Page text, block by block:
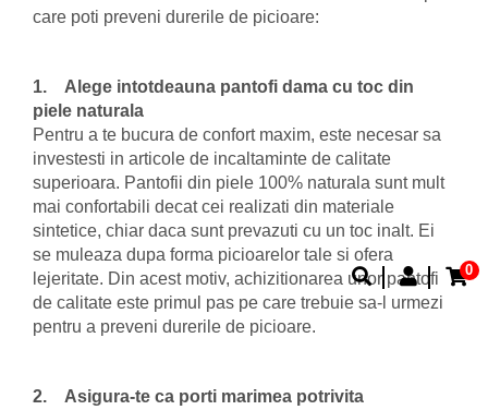
0
care poti preveni durerile de picioare:
1. Alege intotdeauna pantofi dama cu toc din
piele naturala
Pentru a te bucura de confort maxim, este necesar sa
investesti in articole de incaltaminte de calitate
superioara. Pantofii din piele 100% naturala sunt mult
mai confortabili decat cei realizati din materiale
sintetice, chiar daca sunt prevazuti cu un toc inalt. Ei
se muleaza dupa forma picioarelor tale si ofera
lejeritate. Din acest motiv, achizitionarea unor pantofi
de calitate este primul pas pe care trebuie sa-l urmezi
pentru a preveni durerile de picioare.
2. Asigura-te ca porti marimea potrivita